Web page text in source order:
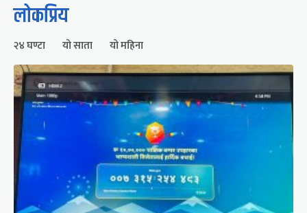
लोकप्रिय
२४ घण्टा यो साता यो महिना